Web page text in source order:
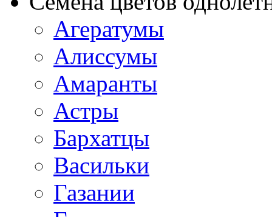
Агератумы
Алиссумы
Амаранты
Астры
Бархатцы
Васильки
Газании